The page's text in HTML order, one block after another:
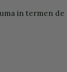
in termen de